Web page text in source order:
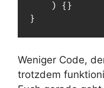
) { }
}
Weniger Code,
trotzdem